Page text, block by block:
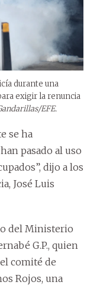
durante una
exigir la renuncia
EFE.
se ha
pasado al uso
dijo a los
José Luis
del Ministerio
G.P., quien
comité de
Rojos, una